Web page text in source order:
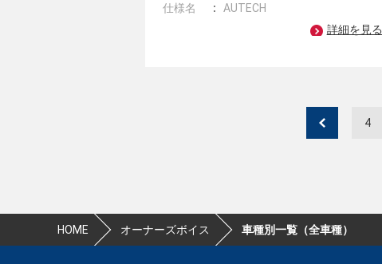
仕様名
AUTECH
詳細を見る
4
HOME オーナーズボイス 車種別一覧（全車種）